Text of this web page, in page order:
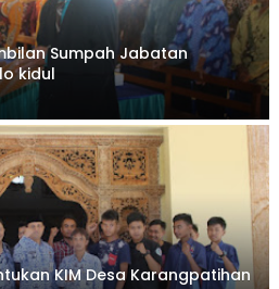
Sumpah Jabatan
kidul
KIM Desa Karangpatihan